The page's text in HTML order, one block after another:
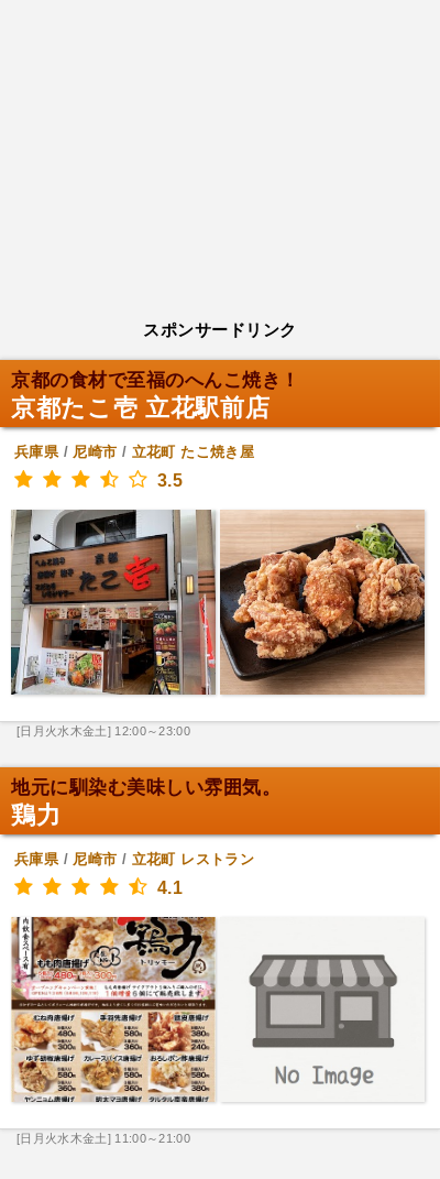
スポンサードリンク
京都の食材で至福のへんこ焼き！
京都たこ壱 立花駅前店
兵庫県/ 尼崎市 / 立花町 たこ焼き屋
3.5
[日月火水木金土] 12:00～23:00
地元に馴染む美味しい雰囲気。
鶏力
兵庫県/ 尼崎市 / 立花町 レストラン
4.1
[日月火水木金土] 11:00～21:00